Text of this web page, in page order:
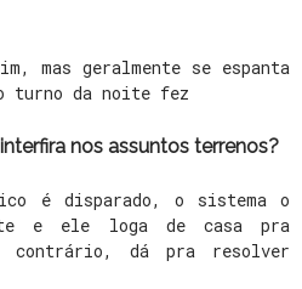
mas geralmente se espanta
o turno da noite fez
nos assuntos terrenos?
é disparado, o sistema o
e ele loga de casa pra
contrário, dá pra resolver